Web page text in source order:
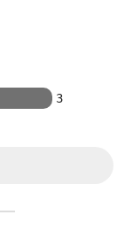
3